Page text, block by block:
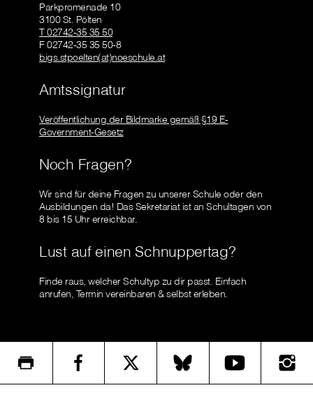
Parkpromenade 10
3100 St. Pölten
T 02742-35 35 50
F 02742-35 35 50-8
bigs.stpoelten(at)noeschule.at
Amtssignatur
Veröffentlichung der Bildmarke gemäß §19 E-
Government-Gesetz
Noch Fragen?
Wir sind für deine Fragen zu unserer Schule oder den
Ausbildungen da! Das Sekretariat ist an Schultagen von
8 bis 15 Uhr erreichbar.
Lust auf einen Schnuppertag?
Finde raus, welcher Schultyp zu dir passt. Einfach
anrufen, Termin vereinbaren & selbst erleben.